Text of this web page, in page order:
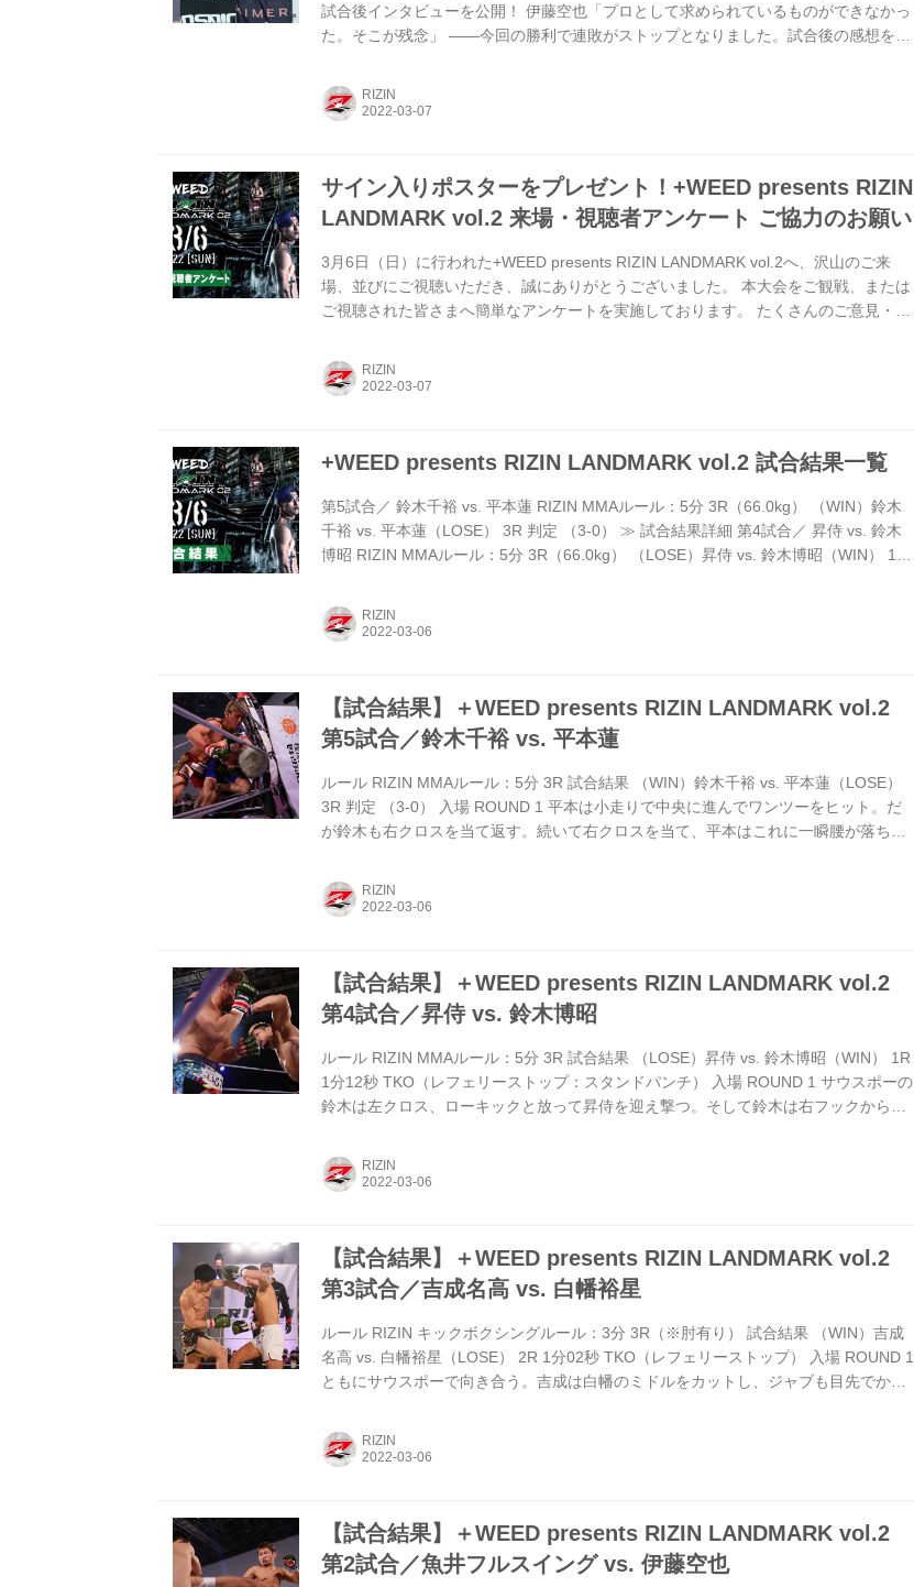
試合後インタビューを公開！ 伊藤空也「プロとして求められているものができなかっ
た。そこが残念」 ——今回の勝利で連敗がストップとなりました。試合後の感想をお
じゃないプロとして求められているものができなかった。そこが残念です ——2ラウ
ンド目、かなり激しい打撃の応酬がありました。そのなかで手応えはありましたか？
RIZIN
サイン入りポスターをプレゼント！+WEED presents RIZIN
LANDMARK vol.2 来場・視聴者アンケート ご協力のお願い
3月6日（日）に行われた+WEED presents RIZIN LANDMARK vol.2へ、沢山のご来
場、並びにご視聴いただき、誠にありがとうございました。 本大会をご観戦、または
ご視聴された皆さまへ簡単なアンケートを実施しております。 たくさんのご意見・ご
だいた方の中から抽選で3名様に「+WEED presents RIZIN LANDMARK vol.2 出場選
手サイン入りポスター」をプレゼント致します。 プレゼント内容 +WEED presents
RIZIN
+WEED presents RIZIN LANDMARK vol.2 試合結果一覧
第5試合／ 鈴木千裕 vs. 平本蓮 RIZIN MMAルール：5分 3R（66.0kg） （WIN）鈴木
千裕 vs. 平本蓮（LOSE） 3R 判定 （3-0） ≫ 試合結果詳細 第4試合／ 昇侍 vs. 鈴木
博昭 RIZIN MMAルール：5分 3R（66.0kg） （LOSE）昇侍 vs. 鈴木博昭（WIN） 1R
吉成名高 vs. 白幡裕星 RIZIN キックボクシングルール：3分 3R（※肘有り）
（52.5kg） （WIN）吉成名高 vs. 白幡裕星（LOSE） 2R 1分02秒 TKO（レ...
RIZIN
【試合結果】＋WEED presents RIZIN LANDMARK vol.2
第5試合／鈴木千裕 vs. 平本蓮
ルール RIZIN MMAルール：5分 3R 試合結果 （WIN）鈴木千裕 vs. 平本蓮（LOSE）
3R 判定 （3-0） 入場 ROUND 1 平本は小走りで中央に進んでワンツーをヒット。だ
が鈴木も右クロスを当て返す。続いて右クロスを当て、平本はこれに一瞬腰が落ち
レートを当てる。組んだ鈴木は平本を投げてグラウンドへ。 平本はグラウンドで動い
て立ち上がるが、鈴木は小手投げ。これはこらえる平本だが、鈴木がコーナーに押し
RIZIN
【試合結果】＋WEED presents RIZIN LANDMARK vol.2
第4試合／昇侍 vs. 鈴木博昭
ルール RIZIN MMAルール：5分 3R 試合結果 （LOSE）昇侍 vs. 鈴木博昭（WIN） 1R
1分12秒 TKO（レフェリーストップ：スタンドパンチ） 入場 ROUND 1 サウスポーの
鈴木は左クロス、ローキックと放って昇侍を迎え撃つ。そして鈴木は右フックから左
鈴木はガブって頭部にヒザを入れ、立ち上がった昇侍を左フックで打ち倒してノック
アウトした。 勝利者マイク 「血の匂いがした瞬間、ちょっと記憶がないです（笑）。
RIZIN
【試合結果】＋WEED presents RIZIN LANDMARK vol.2
第3試合／吉成名高 vs. 白幡裕星
ルール RIZIN キックボクシングルール：3分 3R（※肘有り） 試合結果 （WIN）吉成
名高 vs. 白幡裕星（LOSE） 2R 1分02秒 TKO（レフェリーストップ） 入場 ROUND 1
ともにサウスポーで向き合う。吉成は白幡のミドルをカットし、ジャブも目先でかわ
白幡も吉成の足を払って倒す場面も見せる。 ROUND 2 吉成はリング中央に立ち前蹴
りとジャブでプレッシャーを掛ける。前に出るタイミングを読んだか、吉成が右フッ
RIZIN
【試合結果】＋WEED presents RIZIN LANDMARK vol.2
第2試合／魚井フルスイング vs. 伊藤空也